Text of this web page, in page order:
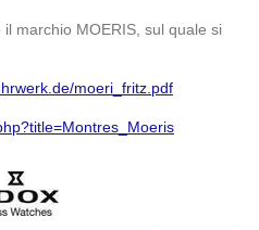
marchio MOERIS, sul quale si
moeri_fritz.pdf